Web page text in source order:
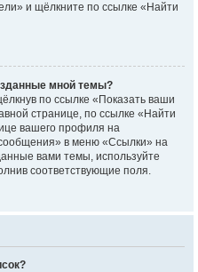
и щёлкните по ссылке «Найти
мной темы?
по ссылке «Показать ваши
странице, по ссылке «Найти
вашего профиля на
в меню «Ссылки» на
вами темы, используйте
соответствующие поля.